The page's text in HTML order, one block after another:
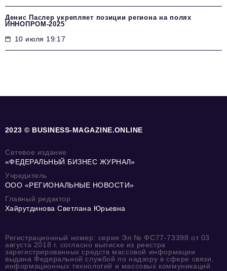
Денис Паслер укрепляет позиции региона на полях
ИННОПРОМ-2025
10 июля 19:17
2023 © BUSINESS-MAGAZINE.ONLINE
Сетевое издание
«ФЕДЕРАЛЬНЫЙ БИЗНЕС ЖУРНАЛ»
Учредитель
ООО «РЕГИОНАЛЬНЫЕ НОВОСТИ»
Главный редактор
Хайрутдинова Светлана Юрьевна
Регистрационный номер: серия Эл № ФС77-73398 от 03
августа 2018 г. согласно выписке из реестра
зарегистрированных средств массовой информации
выдана Федеральной службой по надзору в сфере связи,
информационных технологий и массовых коммуникаций.